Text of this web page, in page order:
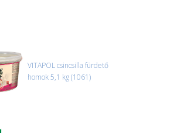
VITAPOL csincsilla fürdető
homok 5,1 kg (1061)